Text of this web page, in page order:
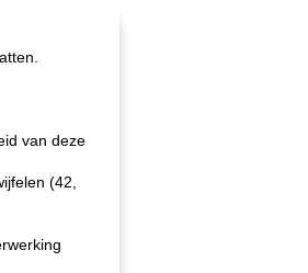
van deze
(42,